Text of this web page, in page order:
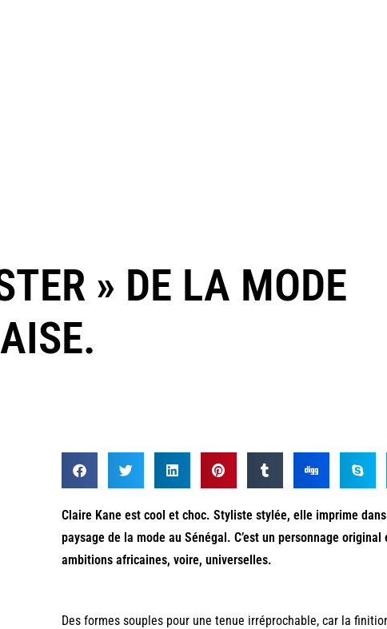
» DE LA MODE
Claire Kane est cool et choc. Styliste stylée, elle imprime
paysage de la mode au Sénégal. C’est un personnage
ambitions africaines, voire, universelles.
Des formes souples pour une tenue irréprochable, car la